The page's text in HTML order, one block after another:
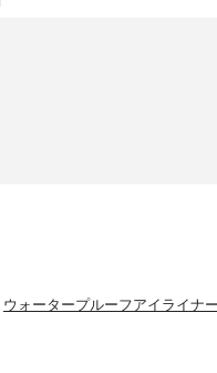
ウォータープルーフアイライナー